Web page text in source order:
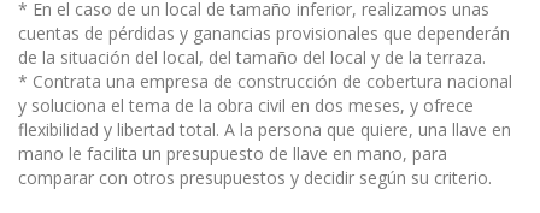
* En el caso de un local de tamaño inferior, realizamos unas
cuentas de pérdidas y ganancias provisionales que dependerán
de la situación del local, del tamaño del local y de la terraza.
* Contrata una empresa de construcción de cobertura nacional
y soluciona el tema de la obra civil en dos meses, y ofrece
flexibilidad y libertad total. A la persona que quiere, una llave en
mano le facilita un presupuesto de llave en mano, para
comparar con otros presupuestos y decidir según su criterio.